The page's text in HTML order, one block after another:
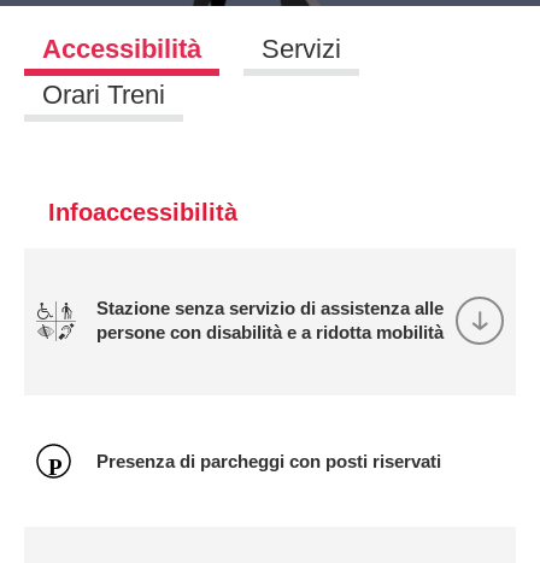
Accessibilità
Servizi
Orari Treni
Infoaccessibilità
Stazione senza servizio di assistenza alle
persone con disabilità e a ridotta mobilità
Presenza di parcheggi con posti riservati